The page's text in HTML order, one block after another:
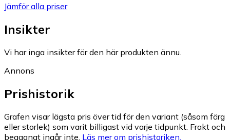
Jämför alla priser
Insikter
Vi har inga insikter för den här produkten ännu.
Annons
Prishistorik
Grafen visar lägsta pris över tid för den variant (såsom färg
eller storlek) som varit billigast vid varje tidpunkt. Frakt och
begagnat ingår inte. Läs mer om prishistoriken.